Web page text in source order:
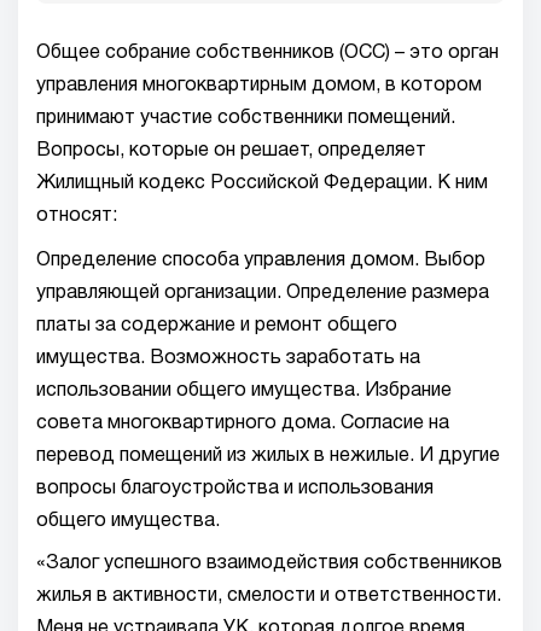
Общее собрание собственников (ОСС) – это орган
управления многоквартирным домом, в котором
принимают участие собственники помещений.
Вопросы, которые он решает, определяет
Жилищный кодекс Российской Федерации. К ним
относят:
Определение способа управления домом. Выбор
управляющей организации. Определение размера
платы за содержание и ремонт общего
имущества. Возможность заработать на
использовании общего имущества. Избрание
совета многоквартирного дома. Согласие на
перевод помещений из жилых в нежилые. И другие
вопросы благоустройства и использования
общего имущества.
«Залог успешного взаимодействия собственников
жилья в активности, смелости и ответственности.